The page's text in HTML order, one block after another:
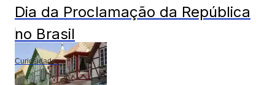
Dia da Proclamação da República
no Brasil
Curiosidades